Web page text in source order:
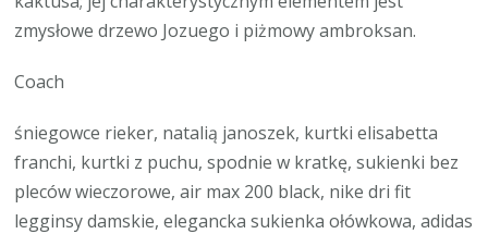
zmysłowe drzewo Jozuego i piżmowy ambroksan.
Coach
śniegowce rieker, natalią janoszek, kurtki elisabetta
franchi, kurtki z puchu, spodnie w kratkę, sukienki bez
pleców wieczorowe, air max 200 black, nike dri fit
legginsy damskie, elegancka sukienka ołówkowa, adidas